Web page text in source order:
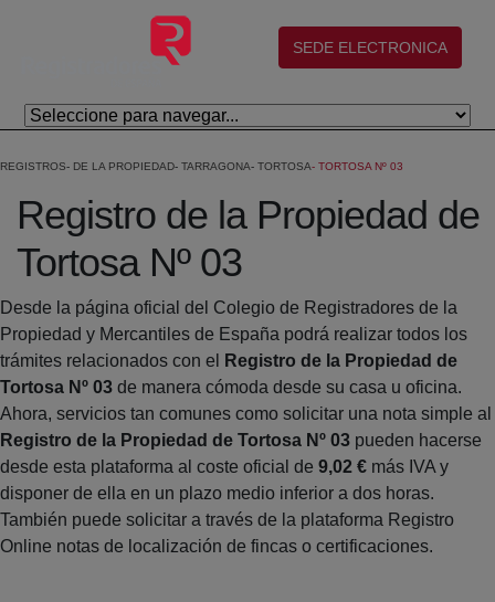
Salta al contingut principal
(abre en nueva ventana)
SEDE ELECTRONICA
REGISTROS DE LA PROPIEDAD TARRAGONA TORTOSA TORTOSA Nº 03
Registro de la Propiedad de
Tortosa Nº 03
Desde la página oficial del Colegio de Registradores de la
Propiedad y Mercantiles de España podrá realizar todos los
trámites relacionados con el
Registro de la Propiedad de
Tortosa Nº 03 de manera cómoda desde su casa u oficina.
Ahora, servicios tan comunes como solicitar una nota simple al
Registro de la Propiedad de Tortosa Nº 03 pueden hacerse
desde esta plataforma al coste oficial de 9,02 € más IVA y
disponer de ella en un plazo medio inferior a dos horas.
También puede solicitar a través de la plataforma Registro
Online notas de localización de fincas o certificaciones.